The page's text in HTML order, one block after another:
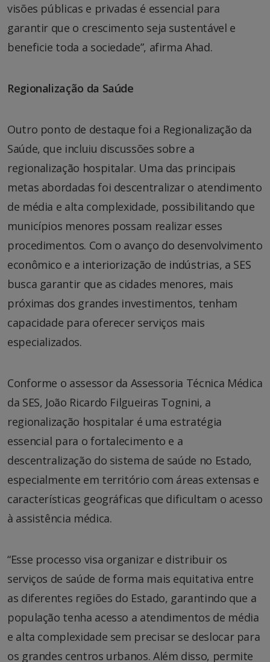
visões públicas e privadas é essencial para
garantir que o crescimento seja sustentável e
beneficie toda a sociedade”, afirma Ahad.
Regionalização da Saúde
Outro ponto de destaque foi a Regionalização da
Saúde, que incluiu discussões sobre a
regionalização hospitalar. Uma das principais
metas abordadas foi descentralizar o atendimento
de média e alta complexidade, possibilitando que
municípios menores possam realizar esses
procedimentos. Com o avanço do desenvolvimento
econômico e a interiorização de indústrias, a SES
busca garantir que as cidades menores, mais
próximas dos grandes investimentos, tenham
capacidade para oferecer serviços mais
especializados.
Conforme o assessor da Assessoria Técnica Médica
da SES, João Ricardo Filgueiras Tognini, a
regionalização hospitalar é uma estratégia
essencial para o fortalecimento e a
descentralização do sistema de saúde no Estado,
especialmente em território com áreas extensas e
características geográficas que dificultam o acesso
à assistência médica.
“Esse processo visa organizar e distribuir os
serviços de saúde de forma mais equitativa entre
as diferentes regiões do Estado, garantindo que a
população tenha acesso a atendimentos de média
e alta complexidade sem precisar se deslocar para
os grandes centros urbanos. Além disso, permite